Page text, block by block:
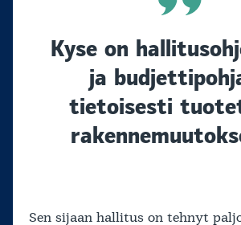
Kyse on
ja
tietoisesti
Sen sijaan hallitus on tehnyt